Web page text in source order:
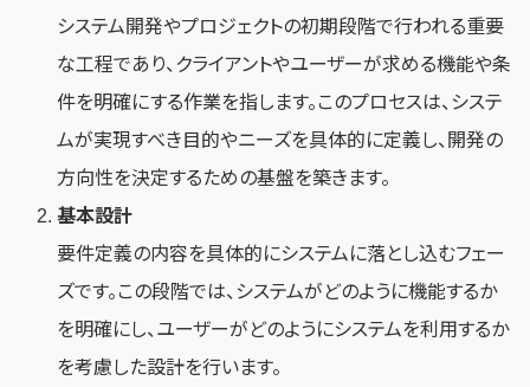
システム開発やプロジェクトの初期段階で行われる重要
な工程であり、クライアントやユーザーが求める機能や条
件を明確にする作業を指します。このプロセスは、システ
ムが実現すべき目的やニーズを具体的に定義し、開発の
方向性を決定するための基盤を築きます。
基本設計
要件定義の内容を具体的にシステムに落とし込むフェー
ズです。この段階では、システムがどのように機能するか
を明確にし、ユーザーがどのようにシステムを利用するか
を考慮した設計を行います。